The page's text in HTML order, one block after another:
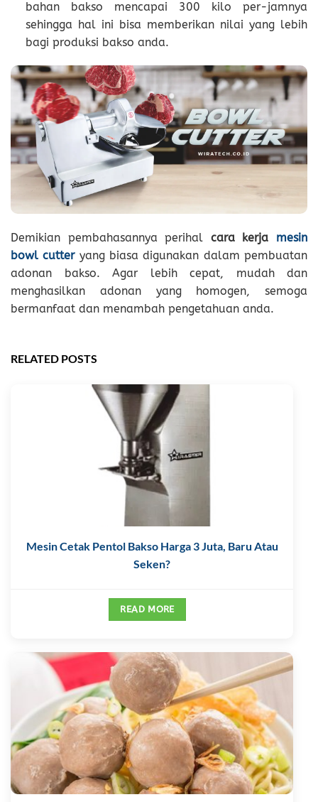
bahan bakso mencapai 300 kilo per-jamnya
sehingga hal ini bisa memberikan nilai yang lebih
bagi produksi bakso anda.
Demikian pembahasannya perihal cara kerja mesin
bowl cutteryang biasa digunakan dalam pembuatan
adonan bakso. Agar lebih cepat, mudah dan
menghasilkan adonan yang homogen, semoga
bermanfaat dan menambah pengetahuan anda.
RELATED POSTS
Mesin Cetak Pentol Bakso Harga 3 Juta, Baru Atau
Seken?
READ MORE